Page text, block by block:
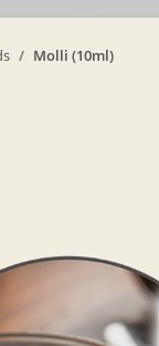
Molli (10ml)